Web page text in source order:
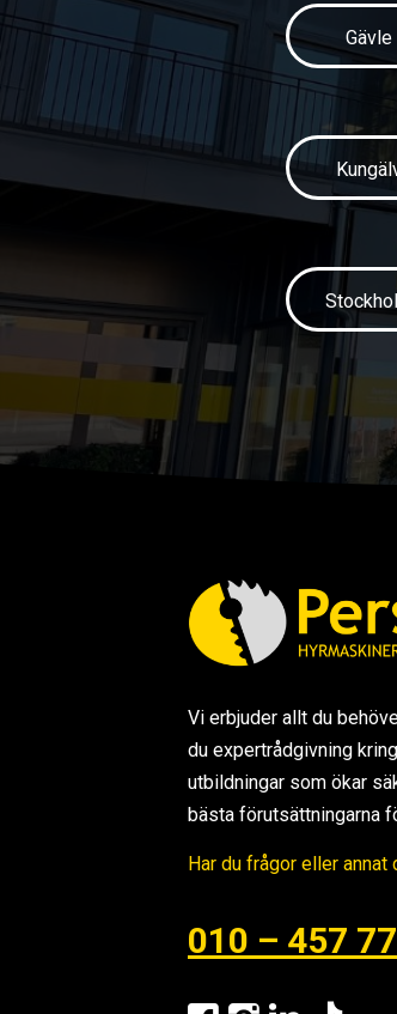
Gävle
Vi erbjuder allt du
du expertrådgivning
utbildningar som ökar
bästa förutsättningarna
Har du frågor eller annat
010 – 457